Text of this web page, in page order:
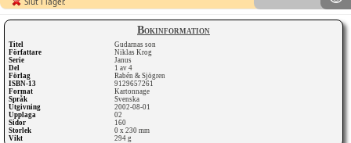
Bokinformation
Titel
Gudarnas son
Författare
Niklas Krog
Serie
Janus
Del
1 av 4
Förlag
Rabén & Sjögren
ISBN-13
9129657261
Format
Kartonnage
Språk
Svenska
Utgivning
2002-08-01
Upplaga
02
Sidor
160
Storlek
0 x 230 mm
Vikt
294 g